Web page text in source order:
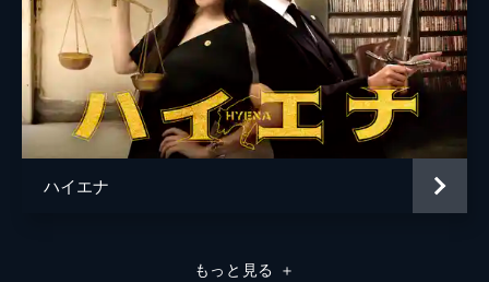
とになる。そして、いじめとも思われるほど
雑用仕事さえさせてもらえず所在がない。
44分
#8 勝算なき選挙戦・・・晴之は奇跡を起
こせるか？
市役所を退職した晴之は、街中でゴミ拾いを
供に「ゴミおやじ！」と呼ばれる晴之の哀れ
ハイエナ
もっと見る ＋